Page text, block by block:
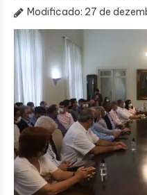
Modificado: 27 de